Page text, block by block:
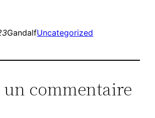
GandalfUncategorized
un commentaire